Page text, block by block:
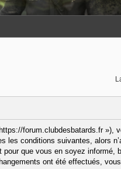
forum.clubdesbatards.fr »),
les conditions suivantes, alors
que vous en soyez informé,
ont été effectués,